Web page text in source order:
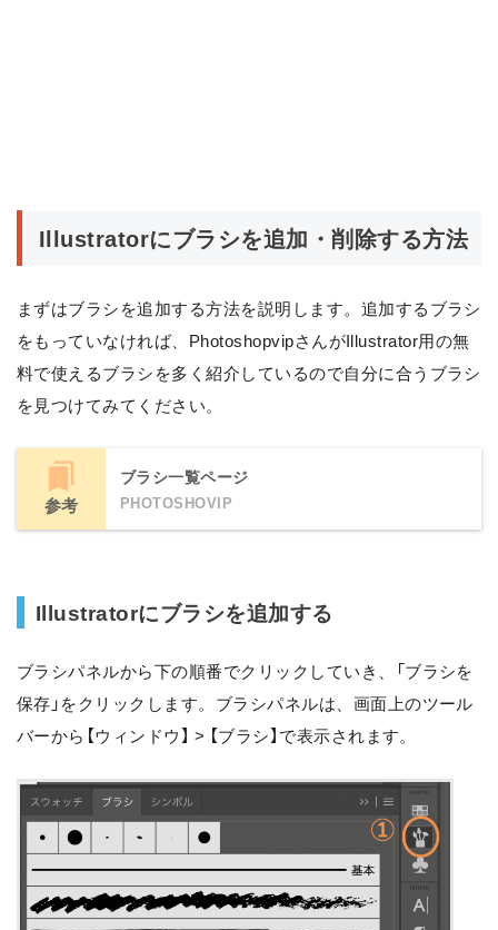
Illustratorにブラシを追加・削除する方法
まずはブラシを追加する方法を説明します。追加するブラシ
をもっていなければ、PhotoshopvipさんがIllustrator用の無
料で使えるブラシを多く紹介しているので自分に合うブラシ
を見つけてみてください。
参考
ブラシ一覧ページ
PHOTOSHOVIP
Illustratorにブラシを追加する
ブラシパネルから下の順番でクリックしていき、「ブラシを
保存」をクリックします。ブラシパネルは、画面上のツール
バーから【ウィンドウ】 > 【ブラシ】で表示されます。